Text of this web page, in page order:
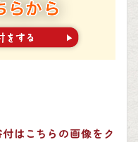
はこちらの画像をク